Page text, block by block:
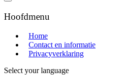
Hoofdmenu
Home
Contact en informatie
Privacyverklaring
Select your language